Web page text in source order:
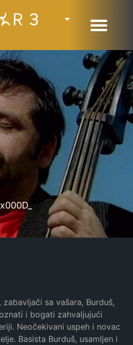
sa vašara, Burduš,
i bogati zahvaljujući
Neočekivani uspeh i novac
Basista Burduš, usamljen i